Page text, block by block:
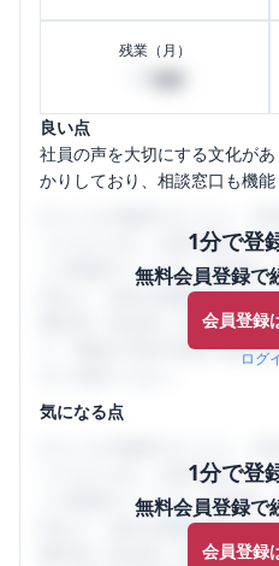
残業（月）
良い点
社員の声を大切にする文化が
かりしており、相談窓口も機
1分で登
無料会員登録で
会員登録
ログ
うになります。SHEHUB(シー
ミの投稿サイトです。給与面
判など、女性の転職は気にす
輩社員（元社員）の口コミを
り、将来の不安や現在の悩み
気になる点
1分で登
無料会員登録で
会員登録
うになります。SHEHUB(シー
ミの投稿サイトです。給与面
判など、女性の転職は気にす
輩社員（元社員）の口コミを